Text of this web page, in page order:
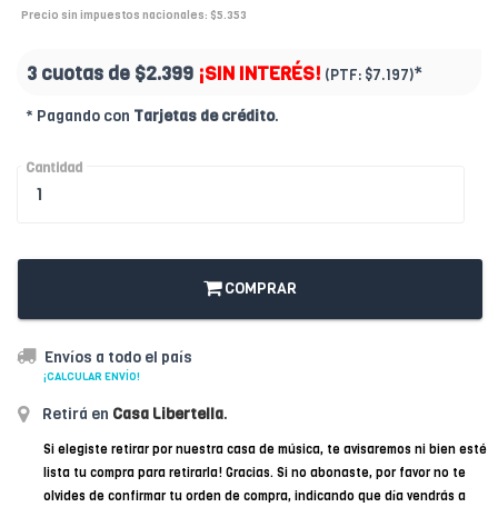
Precio sin impuestos nacionales: $5.353
3 cuotas de $2.399 ¡SIN INTERÉS! (PTF: $7.197)*
* Pagando con Tarjetas de crédito.
Cantidad
COMPRAR
Envíos a todo el país
¡CALCULAR ENVÍO!
Retirá en Casa Libertella.
Si elegiste retirar por nuestra casa de música, te avisaremos ni bien esté
lista tu compra para retirarla! Gracias. Si no abonaste, por favor no te
olvides de confirmar tu orden de compra, indicando que día vendrás a